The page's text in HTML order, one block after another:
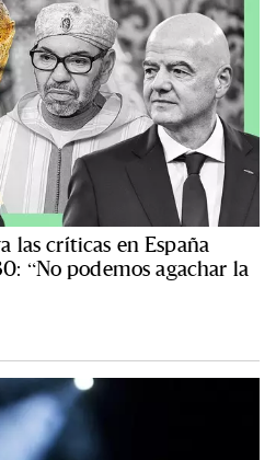
las críticas en España
“No podemos agachar la